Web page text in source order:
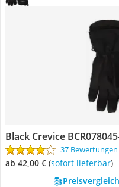
Black Crevice
37 Bewertungen
ab 42,00 € ( Sofort lieferbar)